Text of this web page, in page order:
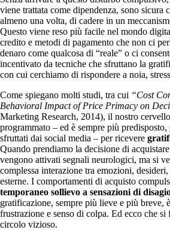
viene trattata come dipendenza, sono sicura
almeno una volta, di cadere in un
Questo viene reso più facile nel mondo
credito e metodi di pagamento che non ci
denaro come qualcosa di “reale” o ci
incentivato da tecniche che sfruttano la
con cui cerchiamo di rispondere a noia,
Come spiegano molti studi, tra cui “Cost
Behavioral Impact of Price Primacy on
Marketing Research, 2014), il nostro
programmato – ed è sempre più
sfruttati dai social media – per ricevere
Quando prendiamo la decisione di
vengono attivati segnali neurologici, ma si
complessa interazione tra emozioni, desideri,
esterne. I comportamenti di acquisto
temporaneo sollievo a sensazioni di
gratificazione, sempre più lieve e più breve,
frustrazione e senso di colpa. Ed ecco che
circolo vizioso.